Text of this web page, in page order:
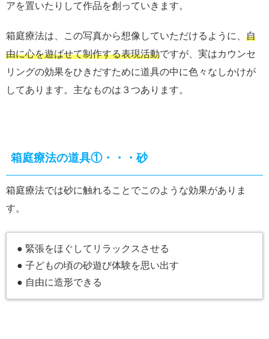
アを置いたりして作品を創っていきます。
箱庭療法は、この写真から想像していただけるように、 自
由に心を遊ばせて制作する表現活動ですが、実はカウンセ
リングの効果をひきだすために道具の中に色々なしかけが
してあります。主なものは３つあります。
箱庭療法の道具①・・・砂
箱庭療法では砂に触れることでこのような効果がありま
す。
● 緊張をほぐしてリラックスさせる
● 子どもの頃の砂遊び体験を思い出す
● 自由に造形できる